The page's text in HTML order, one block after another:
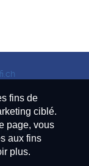
fins de
ciblé.
page, vous
aux fins
plus.